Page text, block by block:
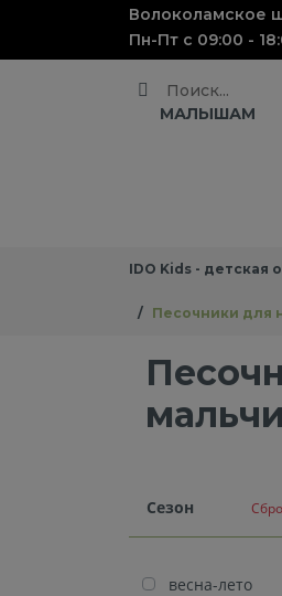
Волоколамское
Пн-Пт с 09:00 -
Поиск
МАЛЫШАМ
IDO Kids - детская
Песочники для
Cезон
весна-лето